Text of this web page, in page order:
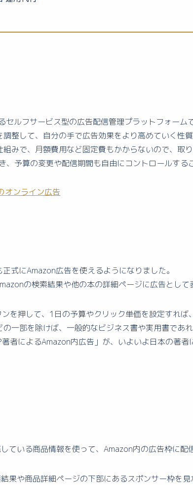
ルフサービス型の広告配信管理プラットフォーム
整して、自分の手で広告効果をより高めていく性質
みで、月額費用など固定費もかからないので、取
予算の変更や配信期間も自由にコントロールする
オンライン広告
式にAmazon広告を使えるようになりました。
の検索結果や他の本の詳細ページに広告として
を押して、1日の予算やクリック単価を設定すれば
一部を除けば、一般的なビジネス書や実用書であ
者によるAmazon内広告」が、いよいよ日本の著者
ている商品情報を使って、Amazon内の広告枠に配
果や商品詳細ページの下部にあるスポンサー枠を見